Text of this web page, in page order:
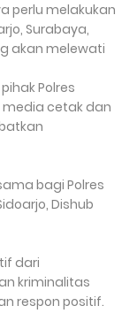
perlu melakukan
Surabaya,
akan melewati
Polres
media cetak dan
bagi Polres
Dishub
dari
kriminalitas
respon positif.